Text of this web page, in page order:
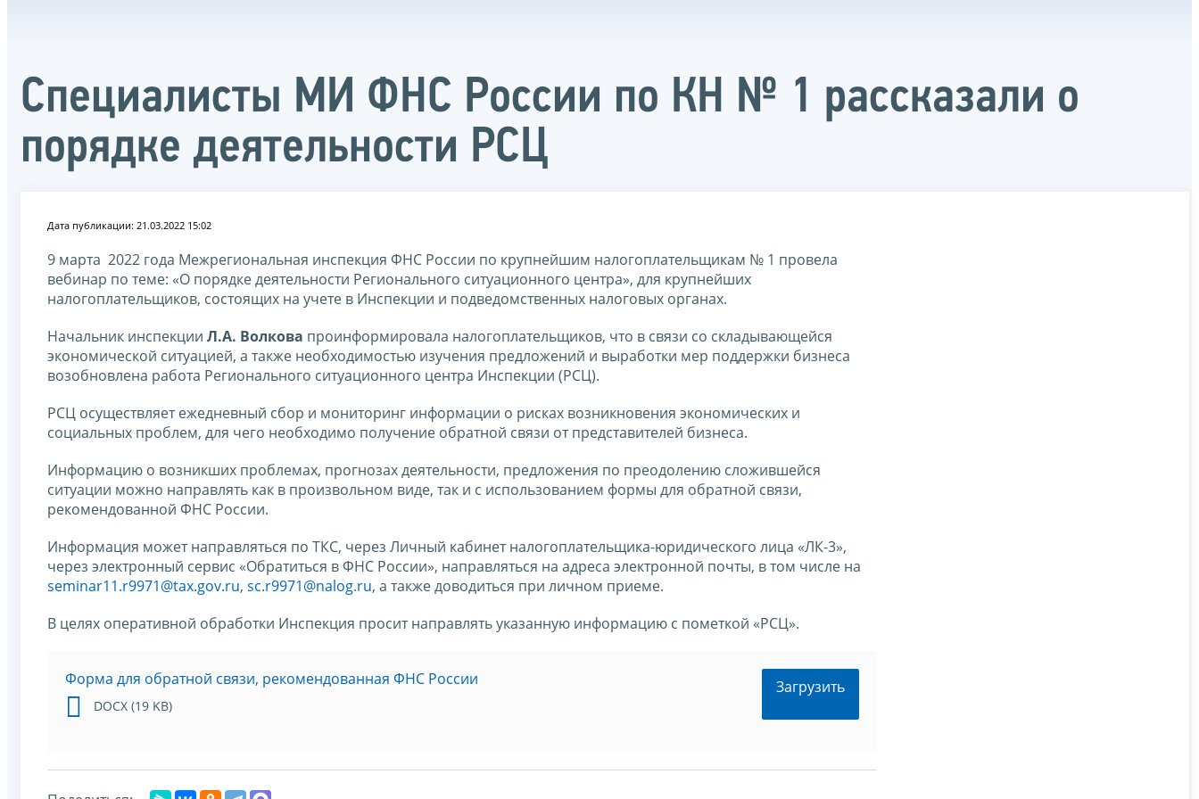
Специалисты МИ ФНС России по КН № 1 рассказали о
порядке деятельности РСЦ
Дата публикации: 21.03.2022 15:02
9 марта 2022 года Межрегиональная инспекция ФНС России по крупнейшим налогоплательщикам № 1 провела
вебинар по теме: «О порядке деятельности Регионального ситуационного центра», для крупнейших
налогоплательщиков, состоящих на учете в Инспекции и подведомственных налоговых органах.
Начальник инспекции Л.А. Волкова проинформировала налогоплательщиков, что в связи со складывающейся
экономической ситуацией, а также необходимостью изучения предложений и выработки мер поддержки бизнеса
возобновлена работа Регионального ситуационного центра Инспекции (РСЦ).
РСЦ осуществляет ежедневный сбор и мониторинг информации о рисках возникновения экономических и
социальных проблем, для чего необходимо получение обратной связи от представителей бизнеса.
Информацию о возникших проблемах, прогнозах деятельности, предложения по преодолению сложившейся
ситуации можно направлять как в произвольном виде, так и с использованием формы для обратной связи,
рекомендованной ФНС России.
Информация может направляться по ТКС, через Личный кабинет налогоплательщика-юридического лица «ЛК-3»,
через электронный сервис «Обратиться в ФНС России», направляться на адреса электронной почты, в том числе на
seminar11.r9971@tax.gov.ru, sc.r9971@nalog.ru, а также доводиться при личном приеме.
В целях оперативной обработки Инспекция просит направлять указанную информацию с пометкой «РСЦ».
Форма для обратной связи, рекомендованная ФНС России
DOCX (19 KB)
Загрузить